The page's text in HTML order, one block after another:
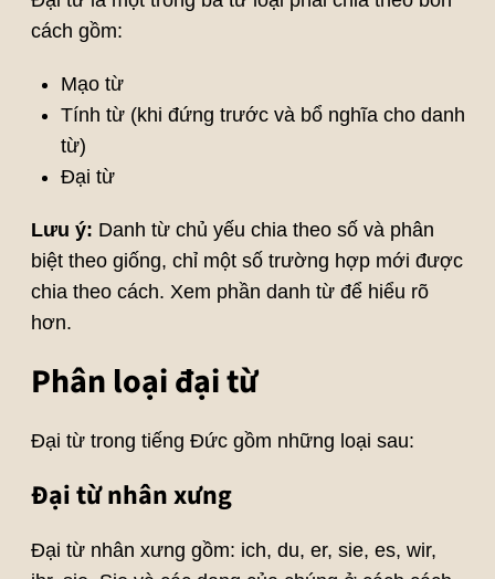
cách gồm:
Mạo từ
Tính từ (khi đứng trước và bổ nghĩa cho danh
từ)
Đại từ
Lưu ý: Danh từ chủ yếu chia theo số và phân
biệt theo giống, chỉ một số trường hợp mới được
chia theo cách. Xem phần danh từ để hiểu rõ
hơn.
Phân loại đại từ
Đại từ trong tiếng Đức gồm những loại sau:
Đại từ nhân xưng
Đại từ nhân xưng gồm: ich, du, er, sie, es, wir,